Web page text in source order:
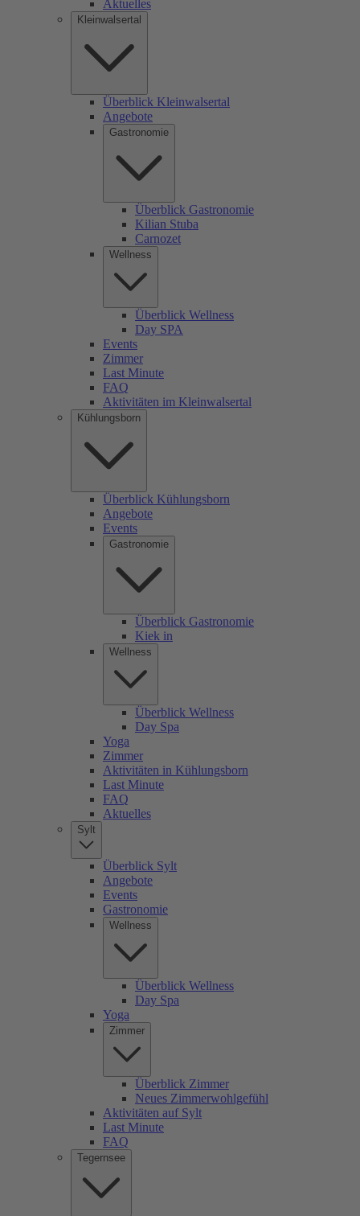
Aktuelles
Kleinwalsertal
Überblick Kleinwalsertal
Angebote
Gastronomie
Überblick Gastronomie
Kilian Stuba
Carnozet
Wellness
Überblick Wellness
Day SPA
Events
Zimmer
Last Minute
FAQ
Aktivitäten im Kleinwalsertal
Kühlungsborn
Überblick Kühlungsborn
Angebote
Events
Gastronomie
Überblick Gastronomie
Kiek in
Wellness
Überblick Wellness
Day Spa
Yoga
Zimmer
Aktivitäten in Kühlungsborn
Last Minute
FAQ
Aktuelles
Sylt
Überblick Sylt
Angebote
Events
Gastronomie
Wellness
Überblick Wellness
Day Spa
Yoga
Zimmer
Überblick Zimmer
Neues Zimmerwohlgefühl
Aktivitäten auf Sylt
Last Minute
FAQ
Tegernsee